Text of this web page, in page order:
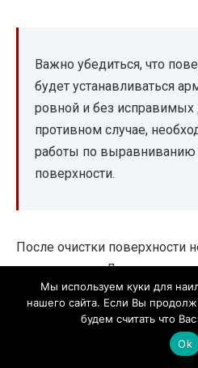
Важно убедиться, что
будет устанавливаться
ровной и без исправимых
противном случае,
работы по выравниванию
поверхности.
После очистки поверхности
ее влажность. Для этого
специальные приборы,
Рекомендуется, чтобы
превышала 6%, чтобы
скопления влаги внутри
Мы используем куки для
нашего сайта. Если Вы
будем считать что
Ok